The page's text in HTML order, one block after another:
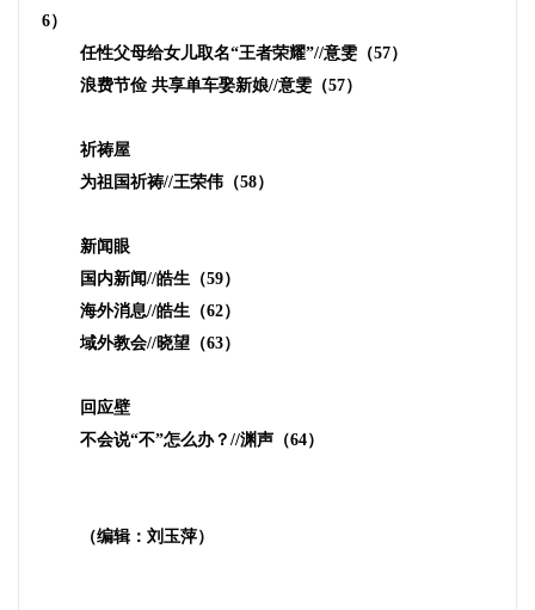
6）
任性父母给女儿取名“王者荣耀”//意雯（57）
浪费节俭 共享单车娶新娘//意雯（57）
祈祷屋
为祖国祈祷//王荣伟（58）
新闻眼
国内新闻//皓生（59）
海外消息//皓生（62）
域外教会//晓望（63）
回应壁
不会说“不”怎么办？ //渊声（64）
（编辑：刘玉萍）